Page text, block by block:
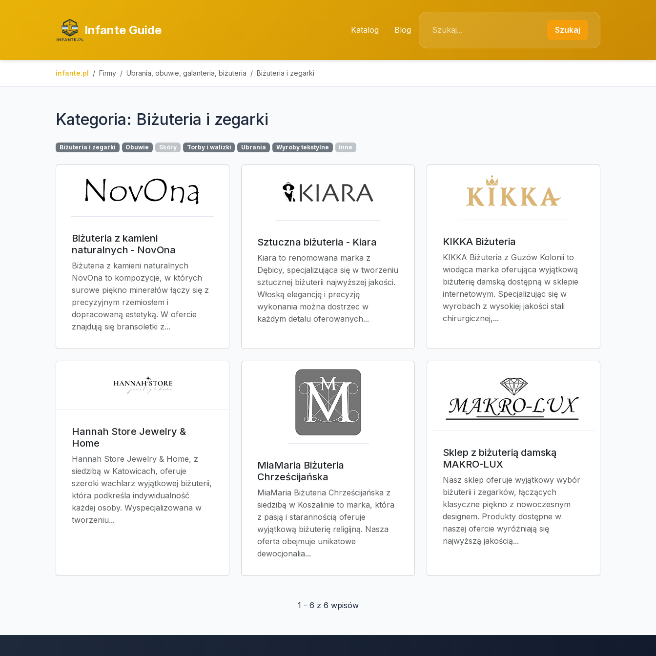
Infante Guide Katalog Blog Szukaj
infante.pl Firmy Ubrania, obuwie, galanteria, biżuteria Biżuteria i zegarki
Kategoria: Biżuteria i zegarki
Biżuteria i zegarki Obuwie Skóry Torby i walizki Ubrania Wyroby tekstylne Inne
Biżuteria z kamieni
naturalnych - NovOna
Biżuteria z kamieni naturalnych
NovOna to kompozycje, w których
surowe piękno minerałów łączy się z
precyzyjnym rzemiosłem i
dopracowaną estetyką. W ofercie
znajdują się bransoletki z...
Sztuczna biżuteria - Kiara
Kiara to renomowana marka z
Dębicy, specjalizująca się w tworzeniu
sztucznej biżuterii najwyższej jakości.
Włoską elegancję i precyzję
wykonania można dostrzec w
każdym detalu oferowanych...
KIKKA Biżuteria
KIKKA Biżuteria z Guzów Kolonii to
wiodąca marka oferująca wyjątkową
biżuterię damską dostępną w sklepie
internetowym. Specjalizując się w
wyrobach z wysokiej jakości stali
chirurgicznej,...
Hannah Store Jewelry &
Home
Hannah Store Jewelry & Home, z
siedzibą w Katowicach, oferuje
szeroki wachlarz wyjątkowej biżuterii,
która podkreśla indywidualność
każdej osoby. Wyspecjalizowana w
tworzeniu...
MiaMaria Biżuteria
Chrześcijańska
MiaMaria Biżuteria Chrześcijańska z
siedzibą w Koszalinie to marka, która
z pasją i starannością oferuje
wyjątkową biżuterię religijną. Nasza
oferta obejmuje unikatowe
dewocjonalia...
Sklep z biżuterią damską
MAKRO-LUX
Nasz sklep oferuje wyjątkowy wybór
biżuterii i zegarków, łączących
klasyczne piękno z nowoczesnym
designem. Produkty dostępne w
naszej ofercie wyróżniają się
najwyższą jakością...
1 - 6 z 6 wpisów